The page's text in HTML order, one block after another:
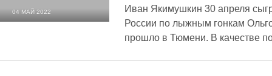
04 МАЙ 2022
Иван Якимушкин 30 апреля
России по лыжным гонкам
прошло в Тюмени. В качестве